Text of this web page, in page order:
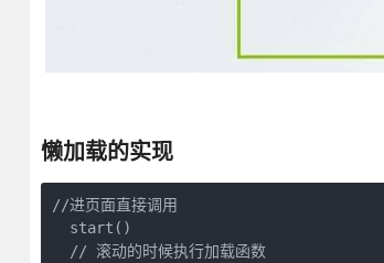
懒加载的实现
//进页面直接调用
  start()
  // 滚动的时候执行加载函数